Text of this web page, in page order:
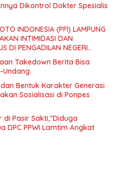
Dikontrol Dokter Spesialis
INDONESIA (PFI) LAMPUNG
INTIMIDASI DAN
DI PENGADILAN NEGERI
Takedown Berita Bisa
Undang
Bentuk Karakter Generasi
Sosialisasi di Ponpes
Pasir Sakti,”Diduga
DPC PPWI Lamtim Angkat